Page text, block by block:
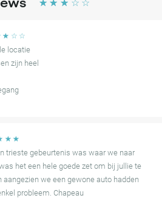
The Amsterdam Dungeon, Fabel
Koekmakerij, archeologiemuseum
plekken.
Koninklijk Paleis en de Nieuwe Kerk
de parkeerplaats van NH
je bij Mobypark kunt boeken voor de
City Centre voor een
gelegen oplossing voor je
aan Amsterdam Centrum zo
verloopt.
☆ ☆ ☆ ☆ ☆
☆ ☆ ☆
locatie
zijn heel
☆ ☆
trieste gebeurtenis was waar we naar
het een hele goede zet om bij jullie te
aangezien we een gewone auto hadden
probleem. Chapeau